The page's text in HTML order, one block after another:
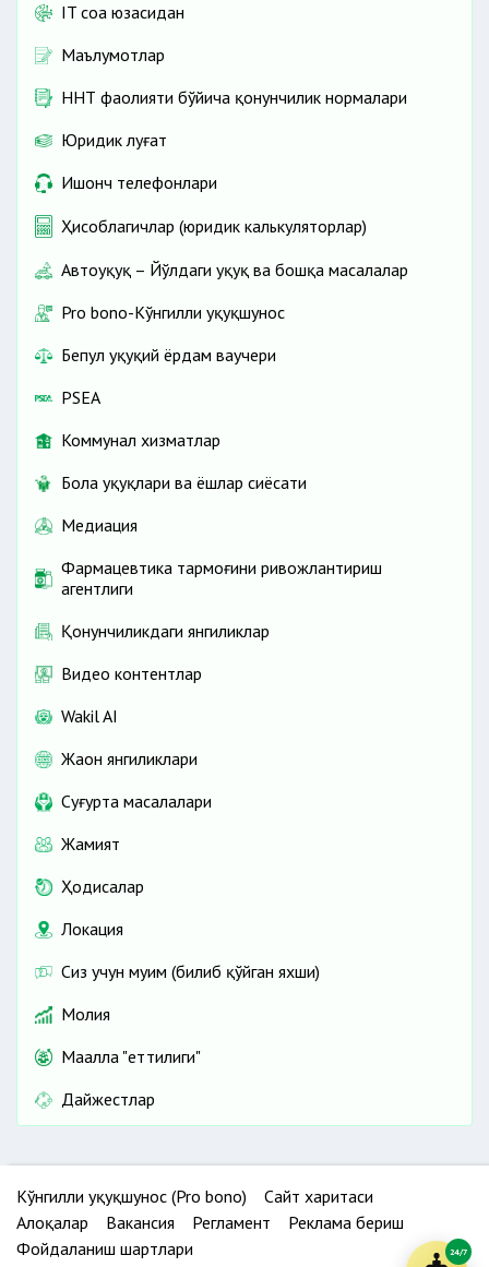
IT соҳа юзасидан
Маълумотлар
ННТ фаолияти бўйича қонунчилик нормалари
Юридик луғат
Ишонч телефонлари
Ҳисоблагичлар (юридик калькуляторлар)
Автоҳуқуқ – Йўлдаги ҳуқуқ ва бошқа масалалар
Pro bono-Кўнгилли ҳуқуқшунос
Бепул ҳуқуқий ёрдам ваучери
PSEA
Коммунал хизматлар
Бола ҳуқуқлари ва ёшлар сиёсати
Медиация
Фармацевтика тармоғини ривожлантириш
агентлиги
Қонунчиликдаги янгиликлар
Видео контентлар
Wakil AI
Жаҳон янгиликлари
Cуғурта масалалари
Жамият
Ҳодисалар
Локация
Сиз учун муҳим (билиб қўйган яхши)
Молия
Маҳалла "еттилиги"
Дайжестлар
Кўнгилли ҳуқуқшунос (Pro bono)
Сайт харитаси
Алоқалар
Вакансия Регламент
Реклама бериш
Фойдаланиш шартлари
24/7